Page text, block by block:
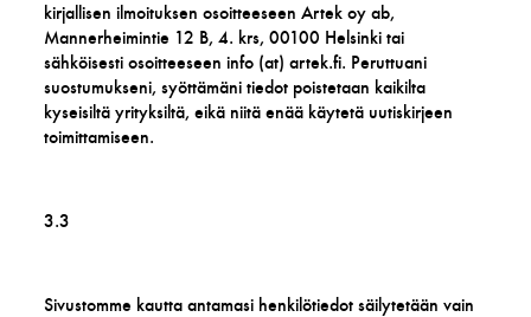
kirjallisen ilmoituksen osoitteeseen Artek oy ab,
Mannerheimintie 12 B, 4. krs, 00100 Helsinki tai
sähköisesti osoitteeseen info (at) artek.fi. Peruttuani
suostumukseni, syöttämäni tiedot poistetaan kaikilta
kyseisiltä yrityksiltä, eikä niitä enää käytetä uutiskirjeen
toimittamiseen.
3.3
Sivustomme kautta antamasi henkilötiedot säilytetään vain